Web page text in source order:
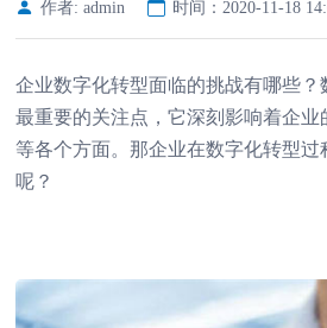
作者: admin 时间：2020-11-18
企业数字化转型面临的挑战有哪些
最重要的关注点，它深刻影响着企
等各个方面。那企业在数字化转型
呢？